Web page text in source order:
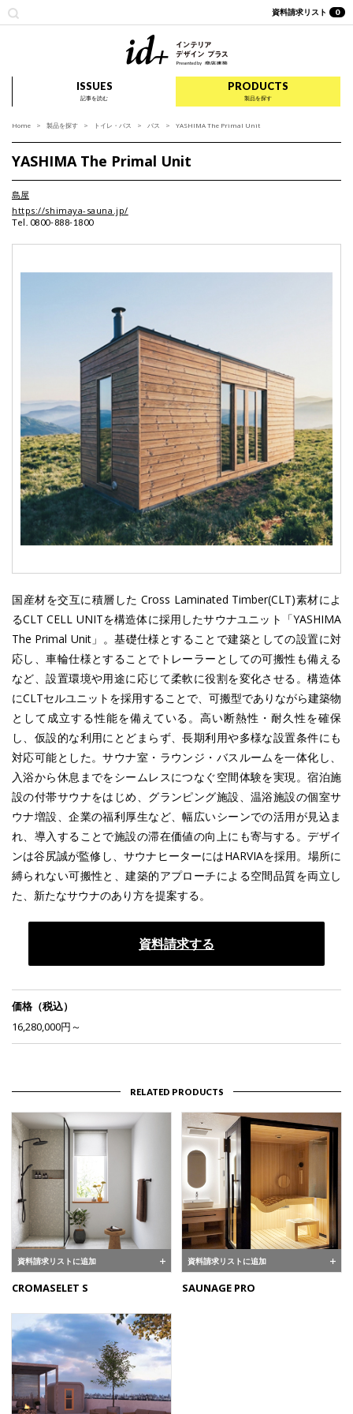
資料請求リスト 0
ISSUES
記事を読む
PRODUCTS
製品を探す
Home 製品を探す トイレ・バス バス YASHIMA The Primal Unit
YASHIMA The Primal Unit
島屋
https://shimaya-sauna.jp/
Tel. 0800-888-1800
国産材を交互に積層した Cross Laminated Timber(CLT)素材によ
るCLT CELL UNITを構造体に採用したサウナユニット「YASHIMA
The Primal Unit」。基礎仕様とすることで建築としての設置に対
応し、車輪仕様とすることでトレーラーとしての可搬性も備える
など、設置環境や用途に応じて柔軟に役割を変化させる。構造体
にCLTセルユニットを採用することで、可搬型でありながら建築物
として成立する性能を備えている。高い断熱性・耐久性を確保
し、仮設的な利用にとどまらず、長期利用や多様な設置条件にも
対応可能とした。サウナ室・ラウンジ・バスルームを一体化し、
入浴から休息までをシームレスにつなぐ空間体験を実現。宿泊施
設の付帯サウナをはじめ、グランピング施設、温浴施設の個室サ
ウナ増設、企業の福利厚生など、幅広いシーンでの活用が見込ま
れ、導入することで施設の滞在価値の向上にも寄与する。デザイ
ンは谷尻誠が監修し、サウナヒーターにはHARVIAを採用。場所に
縛られない可搬性と、建築的アプローチによる空間品質を両立し
た、新たなサウナのあり方を提案する。
資料請求する
価格（税込）
16,280,000円～
RELATED PRODUCTS
資料請求リストに追加
CROMASELET S
資料請求リストに追加
SAUNAGE PRO